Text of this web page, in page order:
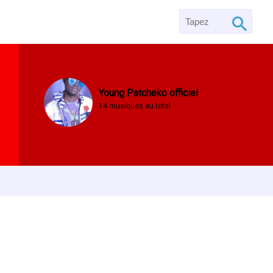
Young Patcheko officiel
14 musiques au total